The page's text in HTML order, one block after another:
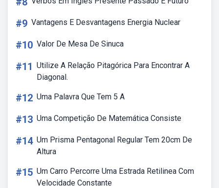
#9 Vantagens E Desvantagens Energia Nuclear
#10 Valor De Mesa De Sinuca
#11 Utilize A Relação Pitagórica Para Encontrar A
Diagonal.
#12 Uma Palavra Que Tem 5 A
#13 Uma Competição De Matemática Consiste
#14 Um Prisma Pentagonal Regular Tem 20cm De
Altura
#15 Um Carro Percorre Uma Estrada Retilinea Com
Velocidade Constante